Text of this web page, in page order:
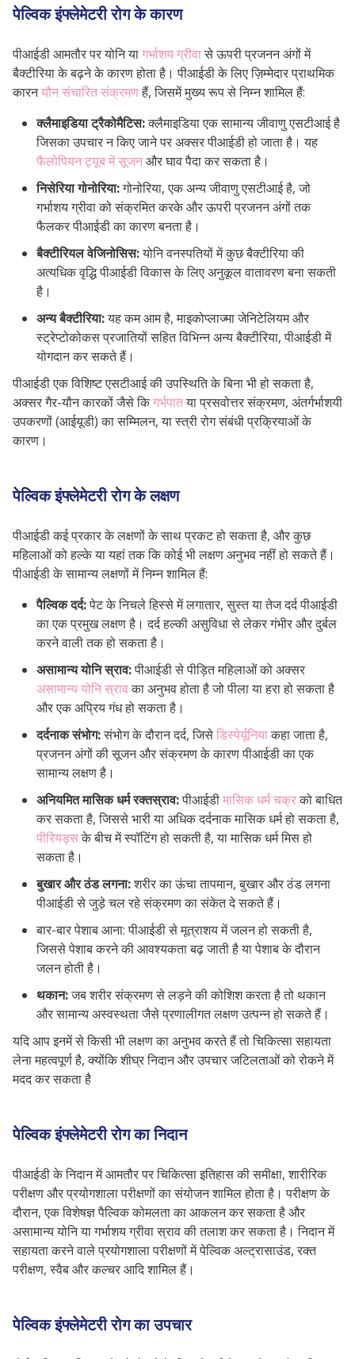
पेल्विक इंफ्लेमेटरी रोग के कारण
पीआईडी ​​आमतौर पर योनि यागर्भाशय ग्रीवासे ऊपरी प्रजनन अंगों में
बैक्टीरिया के बढ़ने के कारण होता है। पीआईडी ​​के लिए ज़िम्मेदार प्राथमिक
कारनयौन संचारित संक्रमणहैं, जिसमें मुख्य रूप से निम्न शामिल हैं:
क्लैमाइडिया ट्रैकोमैटिस:क्लैमाइडिया एक सामान्य जीवाणु एसटीआई है
जिसका उपचार न किए जाने पर अक्सर पीआईडी हो जाता है। यह
फैलोपियन ट्यूब में सूजनऔर घाव पैदा कर सकता है।
निसेरिया गोनोरिया:गोनोरिया, एक अन्य जीवाणु एसटीआई है, जो
गर्भाशय ग्रीवा को संक्रमित करके और ऊपरी प्रजनन अंगों तक
फैलकर पीआईडी का कारण बनता है।
बैक्टीरियल वेजिनोसिस:योनि वनस्पतियों में कुछ बैक्टीरिया की
अत्यधिक वृद्धि पीआईडी विकास के लिए अनुकूल वातावरण बना सकती
है।
अन्य बैक्टीरिया:यह कम आम है, माइकोप्लाज्मा जेनिटेलियम और
स्ट्रेप्टोकोकस प्रजातियों सहित विभिन्न अन्य बैक्टीरिया, पीआईडी में
योगदान कर सकते हैं।
पीआईडी ​​एक विशिष्ट एसटीआई की उपस्थिति के बिना भी हो सकता है,
अक्सर गैर-यौन कारकों जैसे किगर्भपातया प्रसवोत्तर संक्रमण, अंतर्गर्भाशयी
उपकरणों (आईयूडी) का सम्मिलन, या स्त्री रोग संबंधी प्रक्रियाओं के
कारण।
पेल्विक इंफ्लेमेटरी रोग के लक्षण
पीआईडी ​​कई प्रकार के लक्षणों के साथ प्रकट हो सकता है, और कुछ
महिलाओं को हल्के या यहां तक ​​कि कोई भी लक्षण अनुभव नहीं हो सकते हैं।
पीआईडी ​​के सामान्य लक्षणों में निम्न शामिल हैं:
पैल्विक दर्द:पेट के निचले हिस्से में लगातार, सुस्त या तेज दर्द पीआईडी
का एक प्रमुख लक्षण है। दर्द हल्की असुविधा से लेकर गंभीर और दुर्बल
करने वाली तक हो सकता है।
असामान्य योनि स्राव:पीआईडी से पीड़ित महिलाओं को अक्सर
असामान्य योनि स्रावका अनुभव होता है जो पीला या हरा हो सकता है
और एक अप्रिय गंध हो सकता है।
दर्दनाक संभोग:संभोग के दौरान दर्द, जिसेडिस्पेर्यूनियाकहा जाता है,
प्रजनन अंगों की सूजन और संक्रमण के कारण पीआईडी का एक
सामान्य लक्षण है।
अनियमित मासिक धर्म रक्तस्राव:पीआईडीमासिक धर्म चक्रको बाधित
कर सकता है, जिससे भारी या अधिक दर्दनाक मासिक धर्म हो सकता है,
पीरियड्सके बीच में स्पॉटिंग हो सकती है, या मासिक धर्म मिस हो
सकता है।
बुखार और ठंड लगना:शरीर का ऊंचा तापमान, बुखार और ठंड लगना
पीआईडी से जुड़े चल रहे संक्रमण का संकेत दे सकते हैं।
बार-बार पेशाब आना: पीआईडी से मूत्राशय में जलन हो सकती है,
जिससे पेशाब करने की आवश्यकता बढ़ जाती है या पेशाब के दौरान
जलन होती है।
थकान:जब शरीर संक्रमण से लड़ने की कोशिश करता है तो थकान
और सामान्य अस्वस्थता जैसे प्रणालीगत लक्षण उत्पन्न हो सकते हैं।
यदि आप इनमें से किसी भी लक्षण का अनुभव करते हैं तो चिकित्सा सहायता
लेना महत्वपूर्ण है, क्योंकि शीघ्र निदान और उपचार जटिलताओं को रोकने में
मदद कर सकता है
पेल्विक इंफ्लेमेटरी रोग का निदान
पीआईडी ​​के निदान में आमतौर पर चिकित्सा इतिहास की समीक्षा, शारीरिक
परीक्षण और प्रयोगशाला परीक्षणों का संयोजन शामिल होता है। परीक्षण के
दौरान, एक विशेषज्ञ पैल्विक कोमलता का आकलन कर सकता है और
असामान्य योनि या गर्भाशय ग्रीवा स्राव की तलाश कर सकता है। निदान में
सहायता करने वाले प्रयोगशाला परीक्षणों में पेल्विक अल्ट्रासाउंड, रक्त
परीक्षण, स्वैब और कल्चर आदि शामिल हैं।
पेल्विक इंफ्लेमेटरी रोग का उपचार